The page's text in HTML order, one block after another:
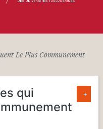
Le Plus Communement
qui
+